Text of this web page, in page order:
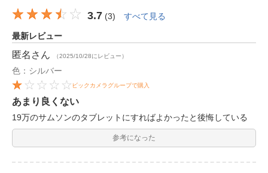
3.7 (3) すべて見る
最新レビュー
匿名 さん （2025/10/28にレビュー）
色：シルバー
ビックカメラグループで購入
あまり良くない
19万のサムソンのタブレットにすればよかったと後悔している
参考になった